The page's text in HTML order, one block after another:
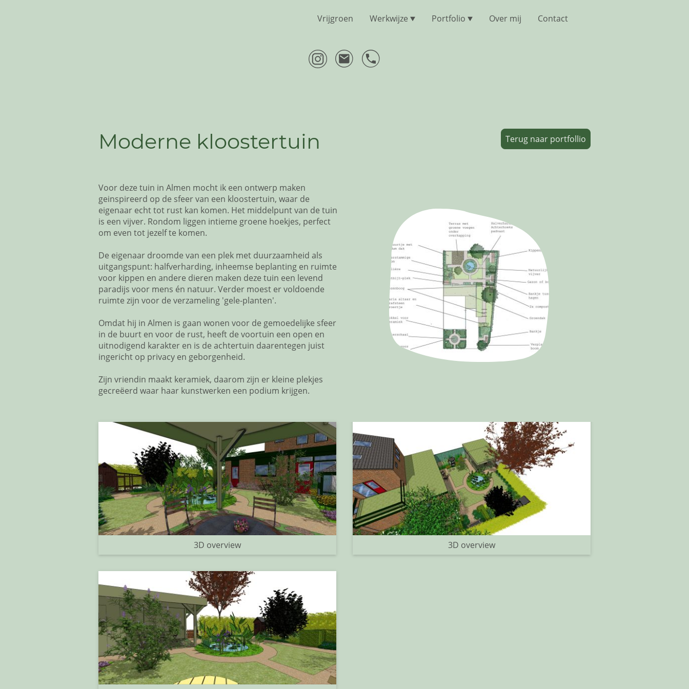
Vrijgroen Werkwijze Portfolio Over mij Contact
Moderne kloostertuin Terug naar portfollio
Voor deze tuin in Almen mocht ik een ontwerp maken
geinspireerd op de sfeer van een kloostertuin, waar de
eigenaar echt tot rust kan komen. Het middelpunt van de tuin
is een vijver. Rondom liggen intieme groene hoekjes, perfect
om even tot jezelf te komen.
De eigenaar droomde van een plek met duurzaamheid als
uitgangspunt: halfverharding, inheemse beplanting en ruimte
voor kippen en andere dieren maken deze tuin een levend
paradijs voor mens én natuur. Verder moest er voldoende
ruimte zijn voor de verzameling 'gele-planten'.
Omdat hij in Almen is gaan wonen voor de gemoedelijke sfeer
in de buurt en voor de rust, heeft de voortuin een open en
uitnodigend karakter en is de achtertuin daarentegen juist
ingericht op privacy en geborgenheid.
Zijn vriendin maakt keramiek, daarom zijn er kleine plekjes
gecreëerd waar haar kunstwerken een podium krijgen.
3D overview 3D overview